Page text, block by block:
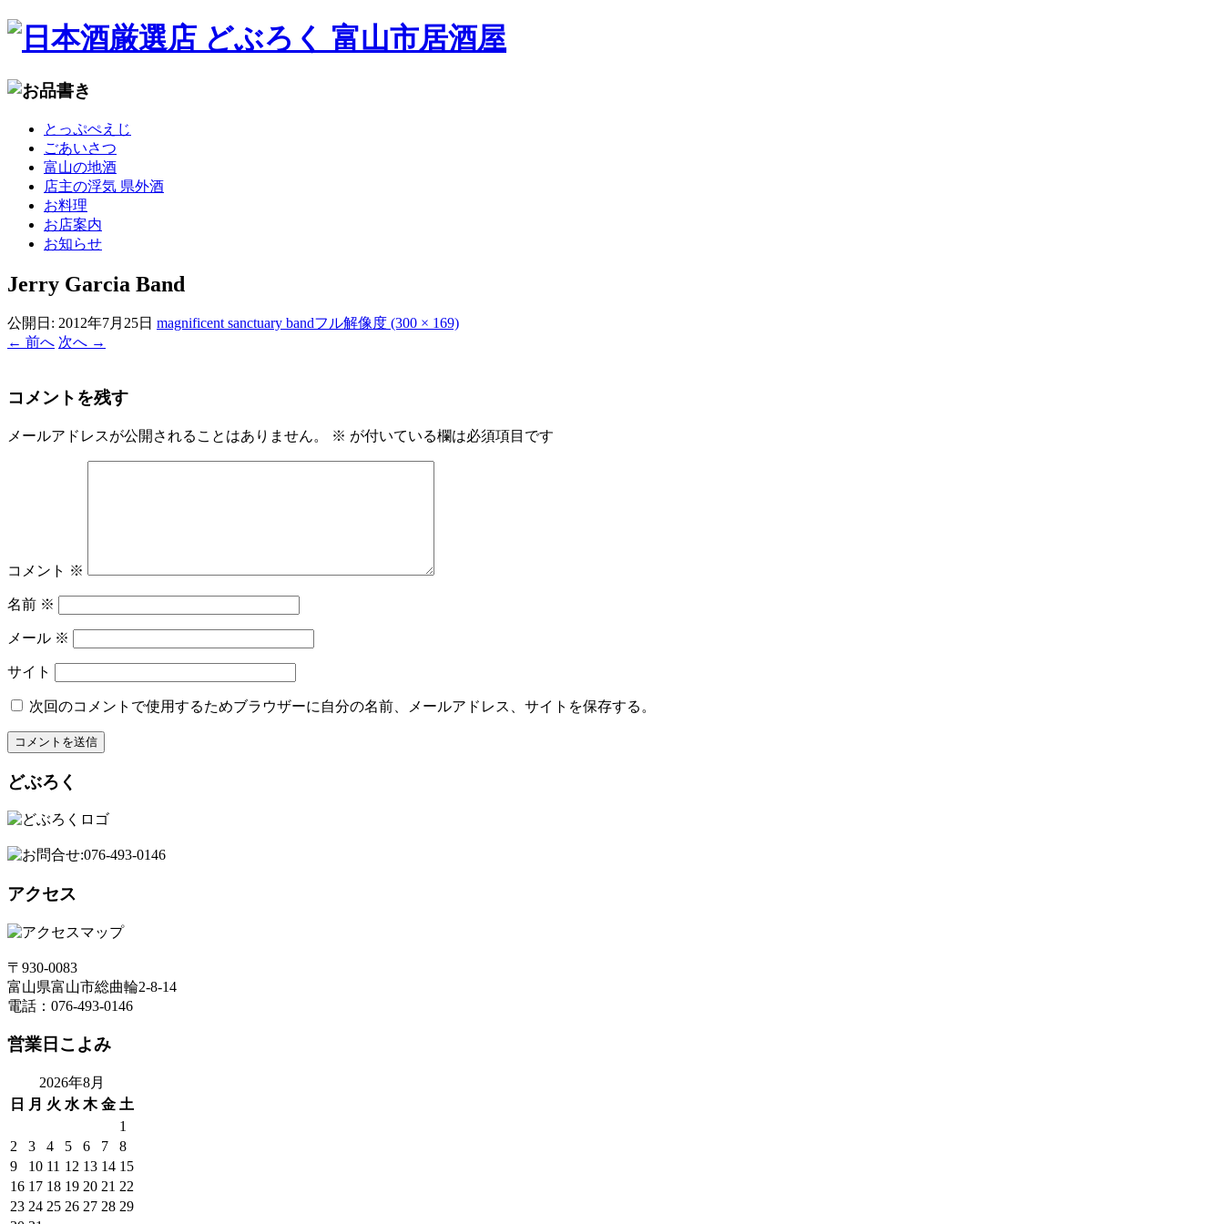
とっぷぺえじ
ごあいさつ
富山の地酒
店主の浮気 県外酒
お料理
お店案内
お知らせ
Jerry Garcia Band
公開日: 2012年7月25日 magnificent sanctuary bandフル解像度 (300 × 169)
← 前へ 次へ →
コメントを残す
メールアドレスが公開されることはありません。 ※ が付いている欄は必須項目です
コメント ※
名前 ※
メール ※
サイト
次回のコメントで使用するためブラウザーに自分の名前、メールアドレス、サイトを保存する。
どぶろく
アクセス
〒930-0083
富山県富山市総曲輪2-8-14
電話：076-493-0146
営業日こよみ
2026年8月
日
月 火 水 木 金 土
1
2
3 4 5 6 7
8
9
10 11 12 13 14 15
16 17 18 19 20 21 22
23 24 25 26 27 28 29